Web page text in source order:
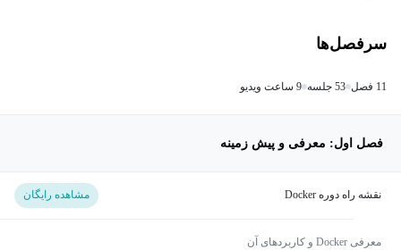
سرفصل‌ها
11 فصل 53 جلسه 9 ساعت ویدیو
فصل اول: معرفی و پیش زمینه
نقشه راه دوره Docker مشاهده رایگان
معرفی Docker و کاربردهای آن